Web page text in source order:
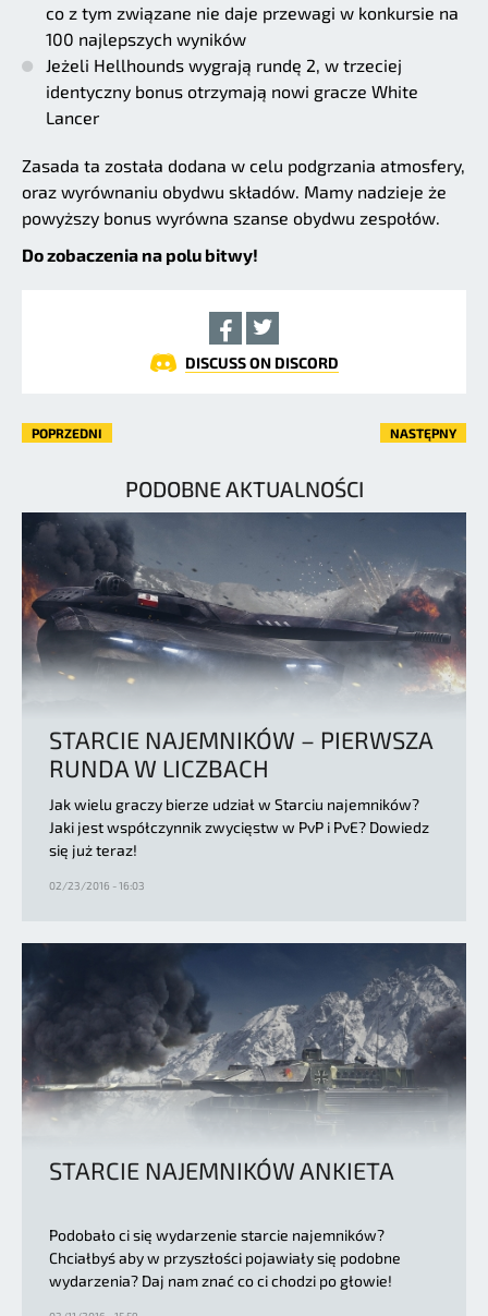
co z tym związane nie daje przewagi w konkursie na
100 najlepszych wyników
Jeżeli Hellhounds wygrają rundę 2, w trzeciej
identyczny bonus otrzymają nowi gracze White
Lancer
Zasada ta została dodana w celu podgrzania atmosfery,
oraz wyrównaniu obydwu składów. Mamy nadzieje że
powyższy bonus wyrówna szanse obydwu zespołów.
Do zobaczenia na polu bitwy!
DISCUSS ON DISCORD
POPRZEDNI NASTĘPNY
PODOBNE AKTUALNOŚCI
STARCIE NAJEMNIKÓW – PIERWSZA
RUNDA W LICZBACH
Jak wielu graczy bierze udział w Starciu najemników?
Jaki jest współczynnik zwycięstw w PvP i PvE? Dowiedz
się już teraz!
02/23/2016 - 16:03
STARCIE NAJEMNIKÓW ANKIETA
Podobało ci się wydarzenie starcie najemników?
Chciałbyś aby w przyszłości pojawiały się podobne
wydarzenia? Daj nam znać co ci chodzi po głowie!